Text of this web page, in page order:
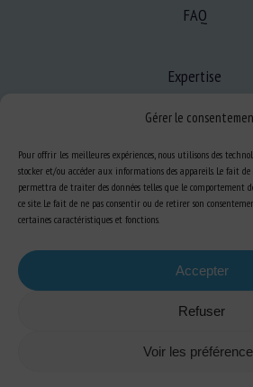
Gérer le
Pour offrir les meilleures expériences, nous utilisons des
stocker et/ou accéder aux informations des appareils. Le fait
permettra de traiter des données telles que le comportement
ce site. Le fait de ne pas consentir ou de retirer son
certaines caractéristiques et fonctions.
Accepter
Refuser
Voir les
FAQ
Expertise
Ressources
Mentions Légales-Confidentialité